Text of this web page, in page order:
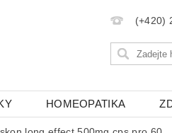
(+420)
HOMEOPATIKA
KONTAKTY